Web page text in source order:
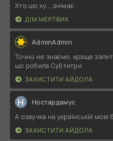
Хто цю ху....знімає
ДІМ МЕРТВИХ
AdminAdmin
Точно не знаємо, краще
що робила Субтитри
ЗАХИСТИТИ АЙДОЛА
Н Ностардамус
А озвучка на українській мові
ЗАХИСТИТИ АЙДОЛА